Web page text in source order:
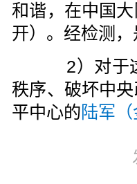
和谐，在中国
开）。经检测
2）对于这
秩序、破坏中
平中心的陆军